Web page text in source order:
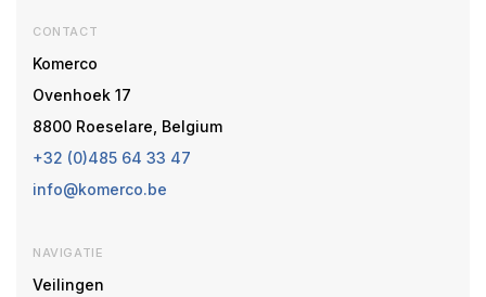
CONTACT
Komerco
Ovenhoek 17
8800 Roeselare, Belgium
+32 (0)485 64 33 47
info@komerco.be
NAVIGATIE
Veilingen